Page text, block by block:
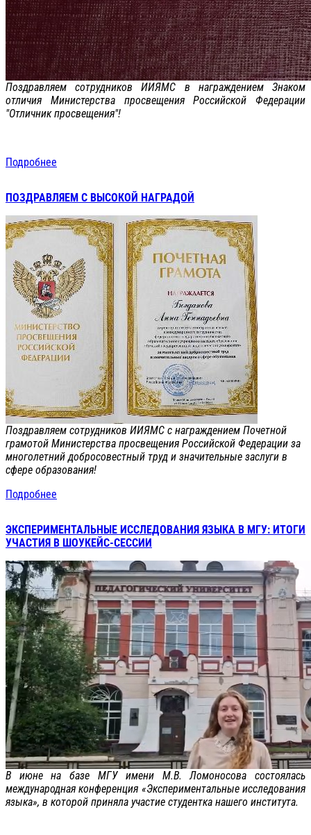
Поздравляем сотрудников ИИЯМС в награждением Знаком
отличия Министерства просвещения Российской Федерации
"Отличник просвещения"!
Подробнее
ПОЗДРАВЛЯЕМ С ВЫСОКОЙ НАГРАДОЙ
Поздравляем сотрудников ИИЯМС с награждением Почетной
грамотой Министерства просвещения Российской Федерации за
многолетний добросовестный труд и значительные заслуги в
сфере образования!
Подробнее
ЭКСПЕРИМЕНТАЛЬНЫЕ ИССЛЕДОВАНИЯ ЯЗЫКА В МГУ: ИТОГИ
УЧАСТИЯ В ШОУКЕЙС-СЕССИИ
В июне на базе МГУ имени М.В. Ломоносова состоялась
международная конференция «Экспериментальные исследования
языка», в которой приняла участие студентка нашего института.